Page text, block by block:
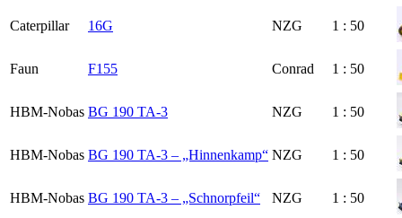
Caterpillar 16G NZG 1 : 50
Faun F155 Conrad 1 : 50
HBM-Nobas BG 190 TA-3 NZG 1 : 50
HBM-Nobas BG 190 TA-3 – „Hinnenkamp“ NZG 1 : 50
HBM-Nobas BG 190 TA-3 – „Schnorpfeil“ NZG 1 : 50